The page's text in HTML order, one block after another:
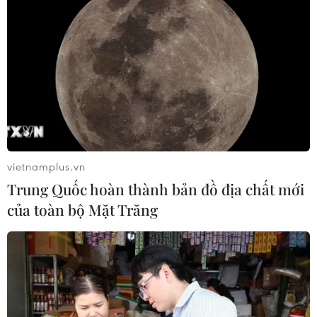
Hà Nội: Không để khan hàng, sốt giá dịp
Tết Nguyên đán Canh Tý
12/11/2019 02:10
vietnamplus.vn
Trung Quốc hoàn thành bản đồ địa chất mới
của toàn bộ Mặt Trăng